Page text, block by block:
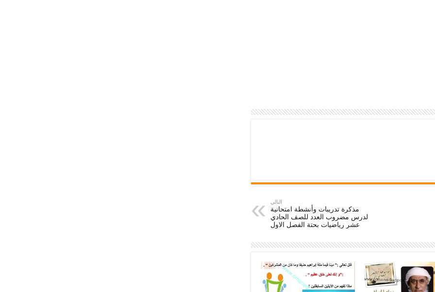
التالي
مذكرة تدريبات وأنشطة امتحانية
لدرس مضروب العدد للصف الحادي
عشر رياضيات بحتة الفصل الاول